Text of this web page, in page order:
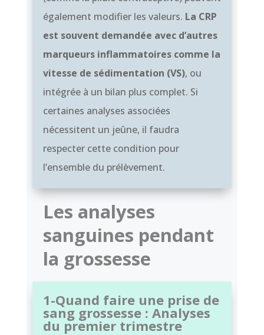
également modifier les valeurs. La CRP
est souvent demandée avec d’autres
marqueurs inflammatoires comme la
vitesse de sédimentation (VS), ou
intégrée à un bilan plus complet. Si
certaines analyses associées
nécessitent un jeûne, il faudra
respecter cette condition pour
l’ensemble du prélèvement.
Les analyses
sanguines pendant
la grossesse
1-Quand faire une prise de
sang grossesse : Analyses
du premier trimestre